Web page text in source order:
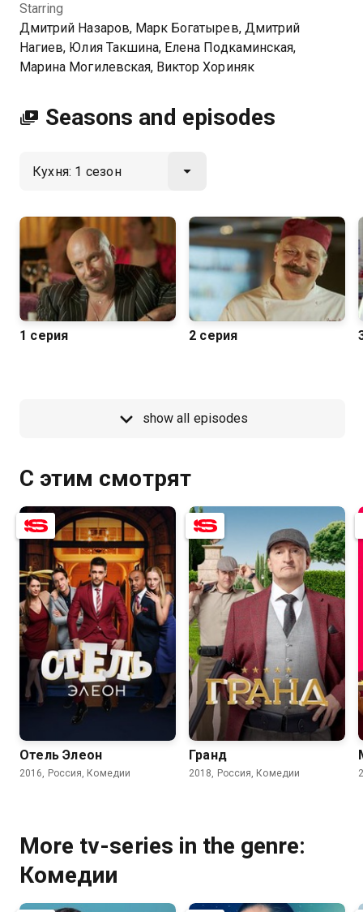
Starring
Дмитрий Назаров, Марк Богатырев, Дмитрий
Нагиев, Юлия Такшина, Елена Подкаминская,
Марина Могилевская, Виктор Хориняк
Seasons and episodes
1 серия 2 серия
show all episodes
С этим смотрят
7.6
Отель Элеон
2016, Россия, Комедии
7.7 7.0
Гранд
2018, Россия, Комедии
More tv-series in the genre:
Комедии